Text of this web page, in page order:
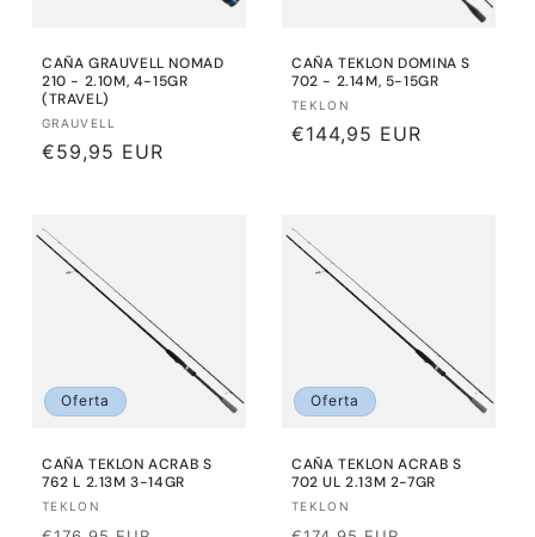
CAÑA GRAUVELL NOMAD
210 - 2.10M, 4-15GR
(TRAVEL)
Proveedor:
GRAUVELL
Precio
€59,95 EUR
CAÑA TEKLON DOMINA S
702 - 2.14M, 5-15GR
Proveedor:
TEKLON
Precio
€144,95 EUR
Oferta
CAÑA TEKLON ACRAB S
762 L 2.13M 3-14GR
Proveedor:
TEKLON
Oferta
CAÑA TEKLON ACRAB S
702 UL 2.13M 2-7GR
Proveedor:
TEKLON